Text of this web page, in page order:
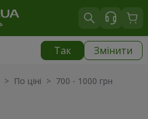
Так Змінити
> По ціні > 700 - 1000 грн